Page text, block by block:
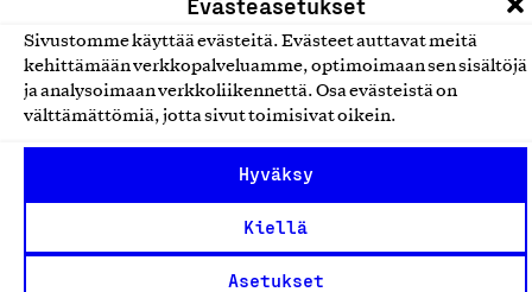
Sivustomme käyttää evästeitä. Evästeet auttavat meitä
kehittämään verkkopalveluamme, optimoimaan sen sisältöjä
ja analysoimaan verkkoliikennettä. Osa evästeistä on
välttämättömiä, jotta sivut toimisivat oikein.
Hyväksy
Kiellä
Asetukset
Design From Finland